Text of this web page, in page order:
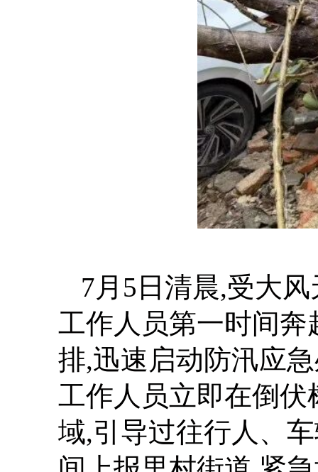
7月5日清晨,受大
工作人员第一时间
排,迅速启动防汛应
工作人员立即在倒
域,引导过往行人、